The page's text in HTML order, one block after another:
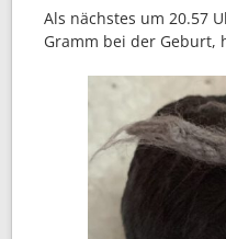
Als nächstes um 20.57
Gramm bei der Geburt,